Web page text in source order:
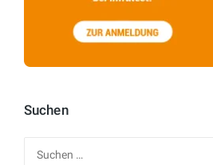
Suchen